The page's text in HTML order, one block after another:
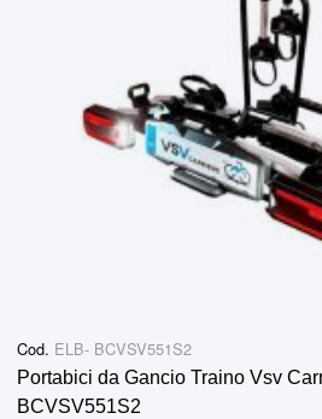
Cod. ELB- BCVSV551S2
Portabici da Gancio Traino Vsv
BCVSV551S2